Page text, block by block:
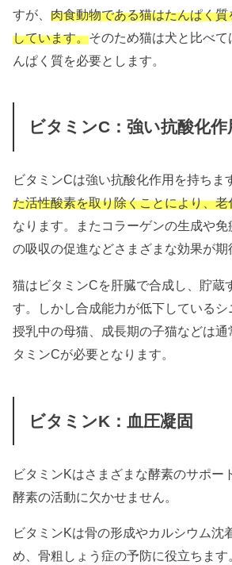
すが、肉食動物である猫はたんぱく
しています。そのため猫は犬と比べ
んぱく質を必要とします。
ビタミンC：強い抗酸化作
ビタミンCは強い抗酸化作用を持ちま
た活性酸素を取り除くことにより、
なります。またコラーゲンの生成や
の吸収の促進などさまざまな効果が期
猫はビタミンCを肝臓で合成し、貯蔵
す。しかし合成能力が低下しているシ
授乳中の母猫、成長期の子猫などは
タミンCが必要となります。
ビタミンK：血圧凝固
ビタミンKはさまざまな酵素のサポー
酵素の活動に欠かせません。
ビタミンKは骨の形成やカルシウム沈
め、骨粗しょう症の予防に役立ちま